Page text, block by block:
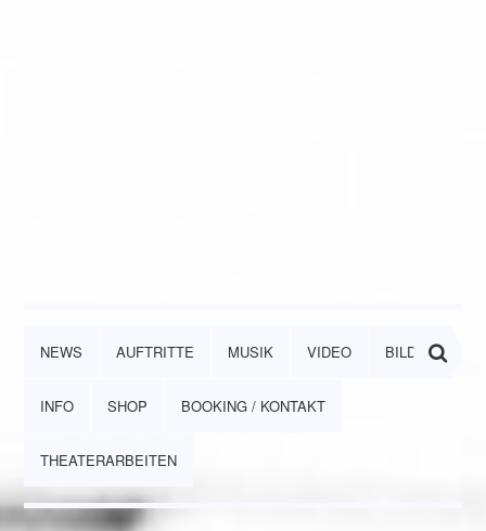
NEWS AUFTRITTE MUSIK VIDEO BILDER
INFO SHOP BOOKING / KONTAKT
THEATERARBEITEN